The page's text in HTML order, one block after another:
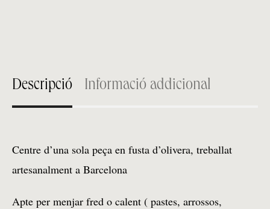
Descripció Informació addicional
Centre d’una sola peça en fusta d’olivera, treballat
artesanalment a Barcelona
Apte per menjar fred o calent ( pastes, arrossos,